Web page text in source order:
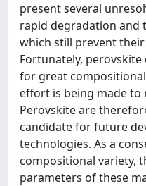
present several
rapid degradation and
which still prevent
Fortunately,
for great
effort is being made to
Perovskite are
candidate for future
technologies. As a
compositional variety,
parameters of these